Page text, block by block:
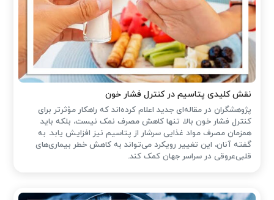
نقش کلیدی پتاسیم در کنترل فشار خون
پژوهشگران در مقاله‌ای جدید اعلام کرده‌اند که راهکار مؤثرتر برای
کنترل فشار خون بالا، تنها کاهش مصرف نمک نیست، بلکه باید
همزمان مصرف مواد غذایی سرشار از پتاسیم نیز افزایش یابد. به
گفته آنان، این تغییر رویکرد می‌تواند به کاهش خطر بیماری‌های
قلبی‌عروقی در سراسر جهان کمک کند.